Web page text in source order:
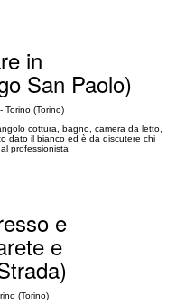
in
San Paolo)
(Torino)
cottura, bagno, camera da letto,
dato il bianco ed è da discutere chi
professionista
e
e
(Torino)